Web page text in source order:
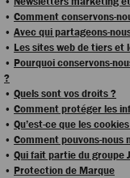
• Comment conservons-
• Avec qui partageons-
• Les sites web de tiers et
• Pourquoi conservons-
?
• Quels sont vos droits ?
• Comment protéger les
• Qu’est-ce que les
• Comment pouvons-
• Qui fait partie du groupe
• Protection de Marque